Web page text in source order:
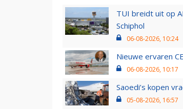
TUI breidt uit op
Schiphol
06-08-2026, 10:24
Nieuwe ervaren
06-08-2026, 10:17
Saoedi’s kopen
05-08-2026, 16:57